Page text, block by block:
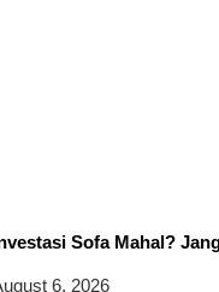
Sofa Mahal?
6, 2026